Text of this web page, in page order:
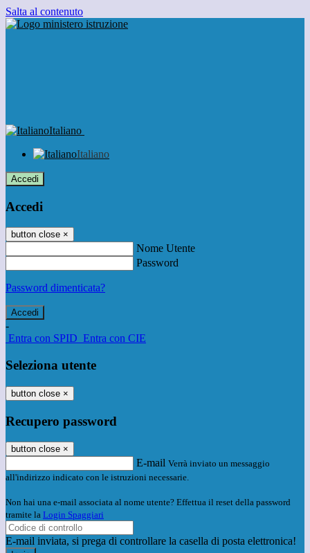
Salta al contenuto
Italiano
Italiano
Accedi
Accedi
button close ×
Nome Utente
Password
Password dimenticata?
-
Entra con SPID Entra con CIE
Seleziona utente
button close ×
Recupero password
button close ×
E-mail Verrà inviato un messaggio
all'indirizzo indicato con le istruzioni necessarie.
Non hai una e-mail associata al nome utente? Effettua il reset della password
tramite la Login Spaggiari
E-mail inviata, si prega di controllare la casella di posta elettronica!